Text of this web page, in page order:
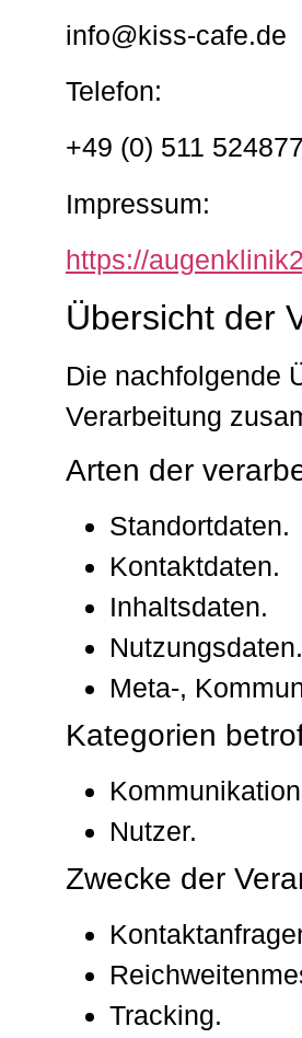
info@kiss-cafe.de
Telefon:
+49 (0) 511
Impressum:
https://
Übersicht der
Die nachfolgende
Verarbeitung
Arten der
Standortdaten.
Kontaktdaten.
Inhaltsdaten.
Nutzungsdaten.
Meta-,
Kategorien
Nutzer.
Zwecke der
Tracking.